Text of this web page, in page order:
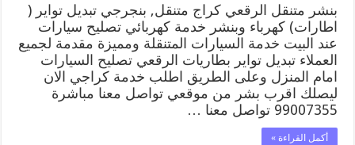
بنشر متنقل الرقعي كراج متنقل, بنجرجي تبديل تواير (
اطارات) كهرباء وبنشر خدمة كهربائي تصليح سيارات
عند البيت خدمة السيارات المتنقلة ومميزة مقدمة لجميع
العملاء تبديل تواير بطاريات الرقعي تصليح السيارات
امام المنزل وعلى الطريق اطلب خدمة كراجي الان
ليصلك اقرب بشر من موقعي تواصل معنا مباشرة
99007355 تواصل معنا …
أكمل القراءة »